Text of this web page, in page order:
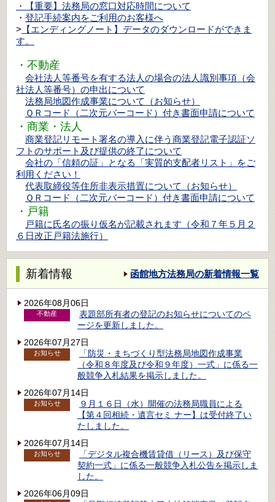
・
【重要】法務局の窓口対応時間について
・ 登記手続案内をご利用のお客様へ
> 【エンディングノート】データのダウンロードができま
す。
・不動産
会社法人等番号を有する法人の場合の法人識別事項（会
社法人等番号）の申出について
法務局地図作成事業について（お知らせ）
ＱＲコード（二次元バーコード）付き書面申請について
・商業・法人
商業登記リモート署名の導入に伴う商業登記電子認証ソ
フトのサポート及び提供の終了について
会社の「信頼の証」となる「実質的支配者リスト」をご
利用ください！
代表取締役等住所非表示措置について（お知らせ）
ＱＲコード（二次元バーコード）付き書面申請について
・戸籍
戸籍に氏名の振り仮名が記載されます（令和７年５月２
６日改正戸籍法施行）
函館地方法務局の新着情報一覧
新着情報
2026年08月06日
不動産
表題部所有者の登記のお知らせについてのペ
ージを更新しました。
2026年07月27日
お知らせ
「防災・まちづくり型法務局地図作成事業
（令和８年度及び令和９年度）一式」に係る一
般競争入札結果を掲示しました。
2026年07月14日
お知らせ
９月１６日（水）開催の法務局職員による
【第４回相続・遺言セミ ナー】は受付終了い
たしました。
2026年07月14日
お知らせ
「デジタル複合機賃貸借（リース）及び保守
契約一式」に係る一般競争入札公告を掲示しま
した。
2026年06月09日